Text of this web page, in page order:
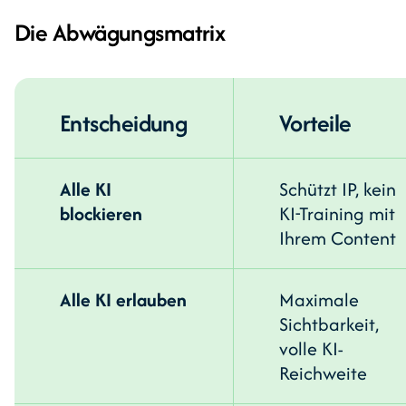
Die Abwägungsmatrix
Entscheidung Vorteile
Alle KI
blockieren
Schützt IP, kein
KI-Training mit
Ihrem Content
Alle KI erlauben
Maximale
Sichtbarkeit,
volle KI-
Reichweite